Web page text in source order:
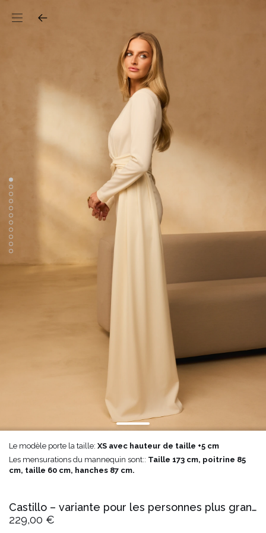
Castillo – variante pour les personnes plus grandes
229,00 €
Le modèle porte la taille: XS avec hauteur de taille +5 cm
Les mensurations du mannequin sont:: Taille 173 cm, poitrine 85
cm, taille 60 cm, hanches 87 cm.